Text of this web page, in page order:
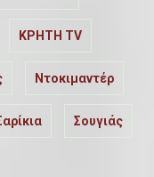
ΚΡΗΤΗ TV
Ντοκιμαντέρ
Σουγιάς